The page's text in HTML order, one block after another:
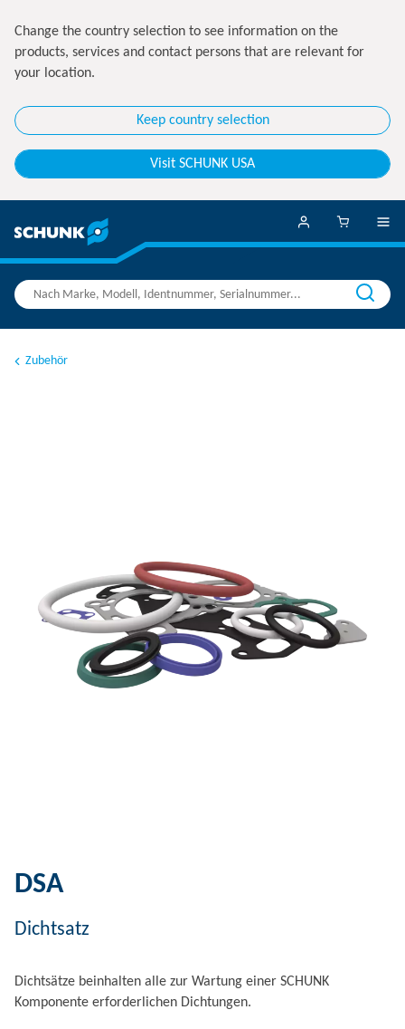
Change the country selection to see information on the
products, services and contact persons that are relevant for
your location.
Keep country selection
Visit SCHUNK USA
Zubehör
DSA
Dichtsatz
Dichtsätze beinhalten alle zur Wartung einer SCHUNK
Komponente erforderlichen Dichtungen.